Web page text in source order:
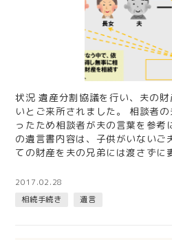
状況 遺産分割協議を行い、夫の
いとご来所されました。 相談者
ったため相談者が夫の言葉を参考
の遺言書内容は、子供がいないご
ての財産を夫の兄弟には渡さずに
2017.02.28
相続手続き
遺言